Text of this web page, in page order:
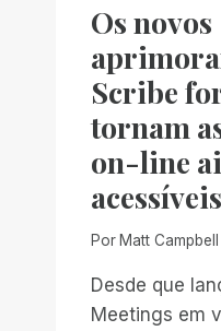
Os novos
Scribe
tornam
on-line
acessíveis
PorMatt Campbell
Desde que
Meetings em